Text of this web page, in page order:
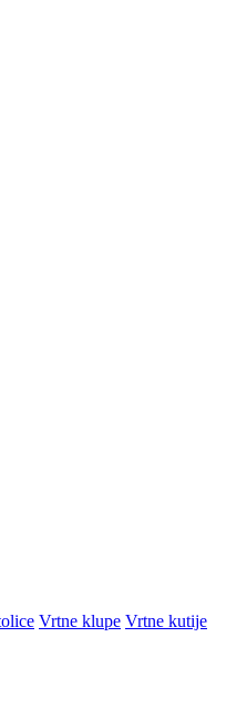
Vrtne klupe Vrtne kutije